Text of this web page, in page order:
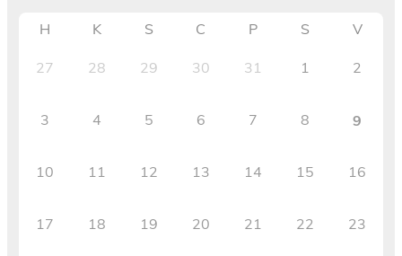
H K S C P S V
27 28 29 30 31 1 2
3 4 5 6 7 8 9
10 11 12 13 14 15 16
17 18 19 20 21 22 23